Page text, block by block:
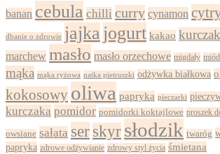
banan cebula chilli curry cynamon
dbanie o zdrowie jajka jogurt kakao kurczak
marchew masło masło orzechowe migdały miód
mąka mąka ryżowa natka pietruszki odżywka białkowa
kokosowy oliwa papryka pieczarki
kurczaka pomidor pomidorki koktajlowe proszek
owsiane sałata ser skyr słodzik twaróg
papryka zdrowe odżywianie zdrowy styl życia śmietana